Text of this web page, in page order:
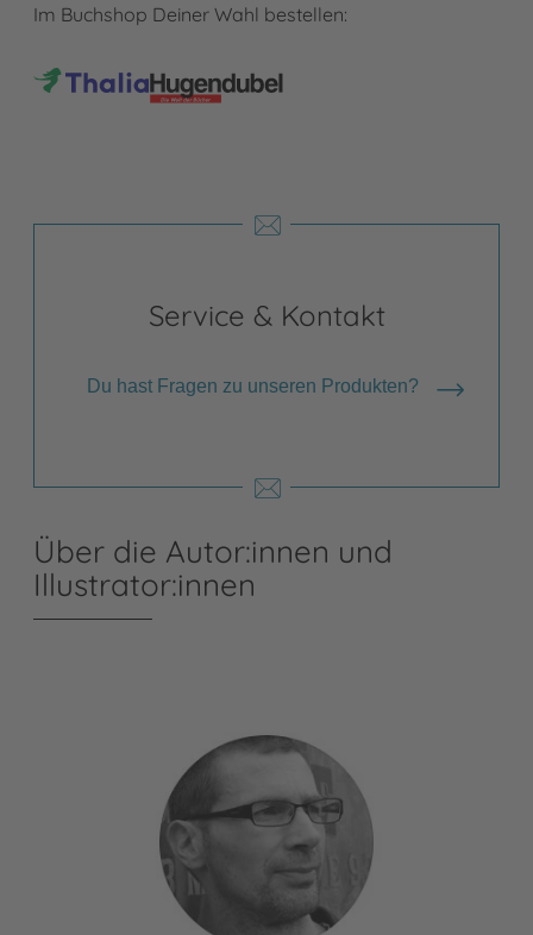
Im Buchshop Deiner Wahl bestellen:
Service & Kontakt
Du hast Fragen zu unseren Produkten?
Über die Autor:innen und
Illustrator:innen